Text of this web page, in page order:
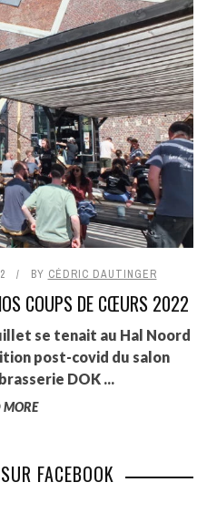
BY CÉDRIC DAUTINGER
COUPS DE CŒURS 2022
se tenait au Hal Noord
post-covid du salon
DOK ...
MORE
FACEBOOK